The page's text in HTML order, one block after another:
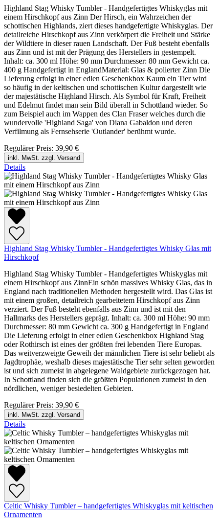
Highland Stag Whisky Tumbler - Handgefertigtes Whiskyglas mit
einem Hirschkopf aus Zinn Der Hirsch, ein Wahrzeichen der
schottischen Highlands, ziert dieses handgefertigte Whiskyglas. Der
detailreiche Hirschkopf aus Zinn verkörpert die Freiheit und Stärke
der Wildtiere in dieser rauen Landschaft. Der Fuß besteht ebenfalls
aus Zinn und ist mit der Prägung des Herstellers in gestempelt.
Inhalt: ca. 300 ml Höhe: 90 mm Durchmesser: 80 mm Gewicht ca.
400 g Handgefertigt in EnglandMaterial: Glas & polierter Zinn Die
Lieferung erfolgt in einer edlen Geschenkbox Kaum ein Tier wird
so häufig in der keltischen und schottischen Kultur dargestellt wie
der majestätische Highland Hirsch. Als Symbol für Kraft, Freiheit
und Edelmut findet man sein Bild überall in Schottland wieder. So
zum Beispiel auch im Wappen des Clan Fraser welches durch die
wundervolle 'Highland Saga' von Diana Gabaldon und deren
Verfilmung als Fernsehserie 'Outlander' berühmt wurde.
Regulärer Preis: 39,90 €
inkl. MwSt. zzgl. Versand
Details
Highland Stag Whisky Tumbler - Handgefertigtes Whisky Glas mit
Hirschkopf
Highland Stag Whisky Tumbler - Handgefertigtes Whiskyglas mit
einem Hirschkopf aus ZinnEin schön massives Whisky Glas, das in
England nach traditionellen Methoden hergestellt wird. Das Glas ist
mit einem großen, detailreich gearbeitetem Hirschkopf aus Zinn
verziert. Der Fuß besteht ebenfalls aus Zinn und ist mit den
Hallmarks des Herstellers geprägt. Inhalt: ca. 300 ml Höhe: 90 mm
Durchmesser: 80 mm Gewicht ca. 300 g Handgefertigt in England
Die Lieferung erfolgt in einer edlen Geschenkbox Highland Stag
oder Rothirsch ist eines der größten frei lebenden Tiere Europas.
Das weitverzweigte Geweih der männlichen Tiere ist sehr beliebt als
Jagdtrophäe, weshalb dieses majestätische Tier sehr selten geworden
ist und sich zumeist in abgelegene Waldgebiete zurückgezogen hat.
In Schottland finden sich die größten Populationen zumeist in den
nördlichen, weniger besiedelten Gebieten.
Regulärer Preis: 39,90 €
inkl. MwSt. zzgl. Versand
Details
Celtic Whisky Tumbler – handgefertigtes Whiskyglas mit keltischen
Ornamenten